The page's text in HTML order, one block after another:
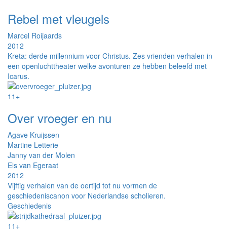
Rebel met vleugels
Marcel Roijaards
2012
Kreta: derde millennium voor Christus. Zes vrienden verhalen in
een openluchttheater welke avonturen ze hebben beleefd met
Icarus.
11+
Over vroeger en nu
Agave Kruijssen
Martine Letterie
Janny van der Molen
Els van Egeraat
2012
Vijftig verhalen van de oertijd tot nu vormen de
geschiedeniscanon voor Nederlandse scholieren.
Geschiedenis
11+